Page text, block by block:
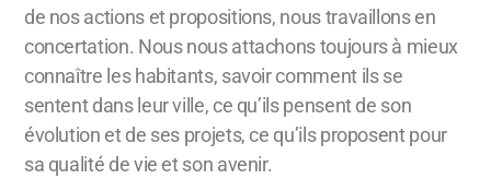
de nos actions et propositions, nous travaillons en
concertation. Nous nous attachons toujours à mieux
connaître les habitants, savoir comment ils se
sentent dans leur ville, ce qu’ils pensent de son
évolution et de ses projets, ce qu’ils proposent pour
sa qualité de vie et son avenir.